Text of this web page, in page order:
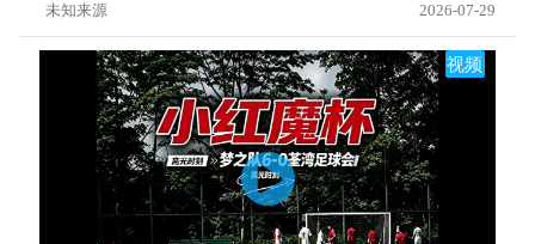
未知来源 2026-07-29
视频